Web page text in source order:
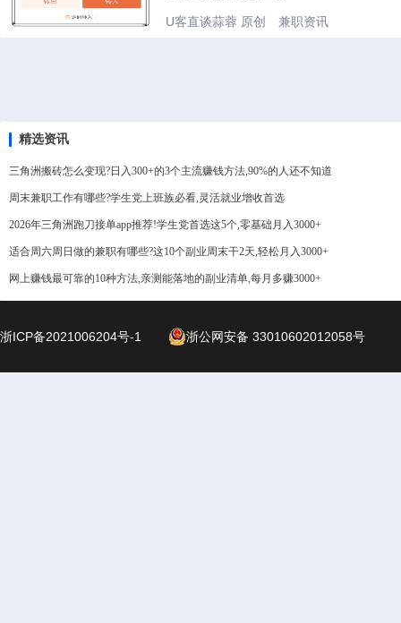
U客直谈蒜蓉 原创 兼职资讯
精选资讯
三角洲搬砖怎么变现?日入300+的3个主流赚钱方法,90%的人还不知道
周末兼职工作有哪些?学生党上班族必看,灵活就业增收首选
2026年三角洲跑刀接单app推荐!学生党首选这5个,零基础月入3000+
适合周六周日做的兼职有哪些?这10个副业周末干2天,轻松月入3000+
网上赚钱最可靠的10种方法,亲测能落地的副业清单,每月多赚3000+
浙ICP备2021006204号-1 浙公网安备 33010602012058号